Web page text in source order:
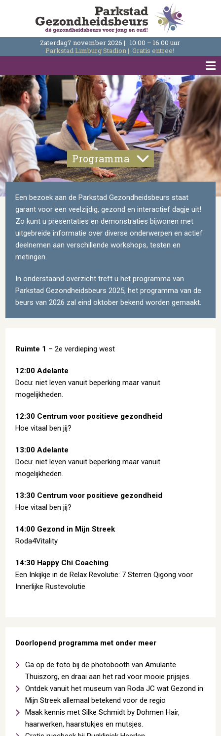
Zaterdag7 november 2026 | 10.00 – 16.00 uur
Parkstad Limburg Stadion| Gratis entree!
Programma
Een bezoek aan de Parkstad Gezondheidsbeurs staat
garant voor een veelzijdig, gezond en interactief dagje uit!
Zo kunt u presentaties en demonstraties bijwonen met
uitgebreide informatie over diverse onderwerpen en actief
deelnemen aan verschillende workshops, testen en
metingen.
In onderstaand overzicht treft u het programma van
Parkstad Gezondheidsbeurs 2025, het programma van de
beurs van 2026 zal eind oktober bekend worden gemaakt.
Ruimte 1 – 2e verdieping west
12:00 Adelante
Docu: niet leven vanuit beperking maar vanuit
mogelijkheden.
12:30 Centrum voor positieve gezondheid
Hoe vitaal ben jij?
13:00 Adelante
Docu: niet leven vanuit beperking maar vanuit
mogelijkheden.
13:30 Centrum voor positieve gezondheid
Hoe vitaal ben jij?
14:00 Gezond in Mijn Streek
Roda4Vitality
14:30 Happy Chi Coaching
Een Inkijkje in de Relax Revolutie: 7 Sterren Qigong voor
Innerlijke Rustevolutie
Doorlopend programma met onder meer
Ga op de foto bij de photobooth van Amulante
Thuiszorg, en draai aan het rad voor mooie prijsjes.
Ontdek vanuit het museum van Roda JC wat Gezond in
Mijn Streek allemaal betekend voor de regio
Maak kennis met Silke Schmidt by Dohmen Hair,
haarwerken, haarstukjes en mutsjes.